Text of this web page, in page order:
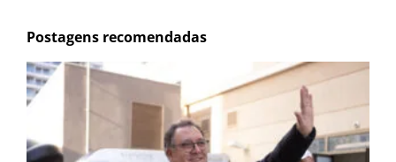
Postagens recomendadas